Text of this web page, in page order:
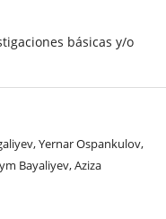
básicas y/o
Yernar Ospankulov,
Bayaliyev, Aziza